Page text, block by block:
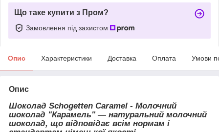
Що таке купити з Пром?
Замовлення під захистом
Опис Характеристики Доставка Оплата Умови
Опис
Шоколад Schogetten Caramel - Молочний
шоколад "Карамель" — натуральний молочний
шоколад, що відповідає всім нормам і